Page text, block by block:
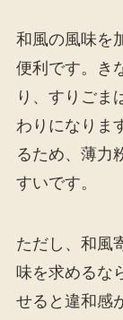
和風の風味を
便利です。き
り、すりごま
わりになりま
るため、薄力
すいです。
ただし、和風
味を求めるな
せると違和感